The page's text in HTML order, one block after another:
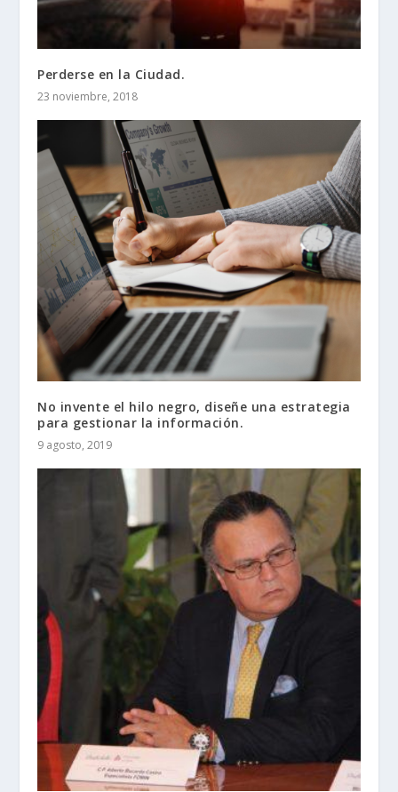
Perderse en la Ciudad.
23 noviembre, 2018
No invente el hilo negro, diseñe una estrategia
para gestionar la información.
9 agosto, 2019